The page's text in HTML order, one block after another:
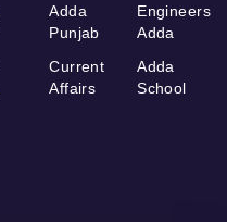
Adda
Punjab
Current
Affairs
Engineers
Adda
Adda
School